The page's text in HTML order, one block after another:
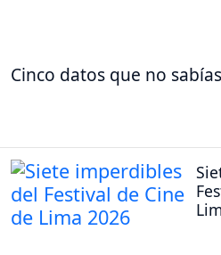
Cinco datos que no